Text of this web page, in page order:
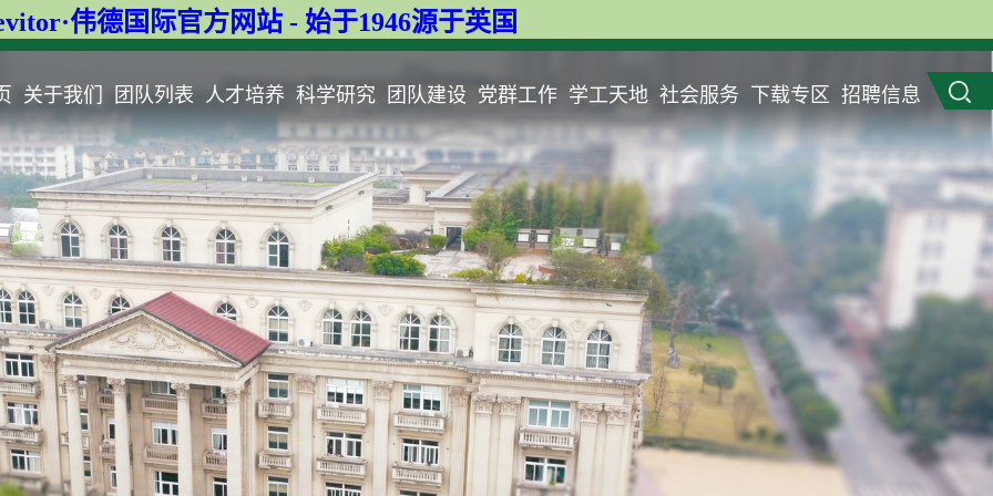
伟德国际官方网站 - 始于1946源于英国
关于我们 团队列表 人才培养 科学研究 团队建设 党群工作 学工天地 社会服务 下载专区 招聘信息